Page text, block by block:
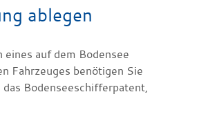
ablegen
eines auf dem Bodensee
Fahrzeuges benötigen Sie
das Bodenseeschifferpatent,